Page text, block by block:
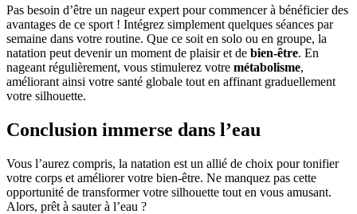
Pas besoin d’être un nageur expert pour commencer à bénéficier des
avantages de ce sport ! Intégrez simplement quelques séances par
semaine dans votre routine. Que ce soit en solo ou en groupe, la
natation peut devenir un moment de plaisir et de bien-être. En
nageant régulièrement, vous stimulerez votre métabolisme,
améliorant ainsi votre santé globale tout en affinant graduellement
votre silhouette.
Conclusion immerse dans l’eau
Vous l’aurez compris, la natation est un allié de choix pour tonifier
votre corps et améliorer votre bien-être. Ne manquez pas cette
opportunité de transformer votre silhouette tout en vous amusant.
Alors, prêt à sauter à l’eau ?